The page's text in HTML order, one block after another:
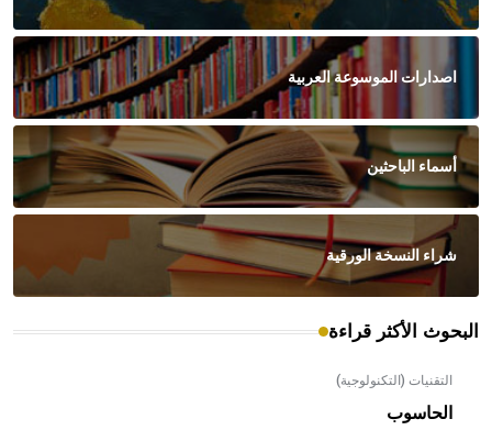
اصدارات الموسوعة العربية
أسماء الباحثين
شراء النسخة الورقية
البحوث الأكثر قراءة
التقنيات (التكنولوجية)
الحاسوب